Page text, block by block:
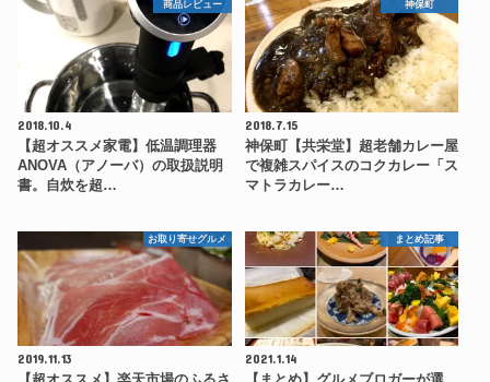
商品レビュー
2018.10.4
【超オススメ家電】低温調理器
ANOVA（アノーバ）の取扱説明
書。自炊を超…
神保町
2018.7.15
神保町【共栄堂】超老舗カレー屋
で複雑スパイスのコクカレー「ス
マトラカレー…
お取り寄せグルメ
2019.11.13
まとめ記事
2021.1.14